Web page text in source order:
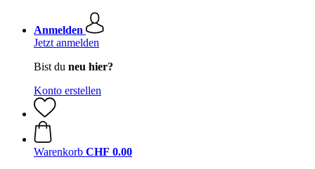
Anmelden
Jetzt anmelden
Bist du neu hier?
Konto erstellen
Warenkorb CHF 0.00